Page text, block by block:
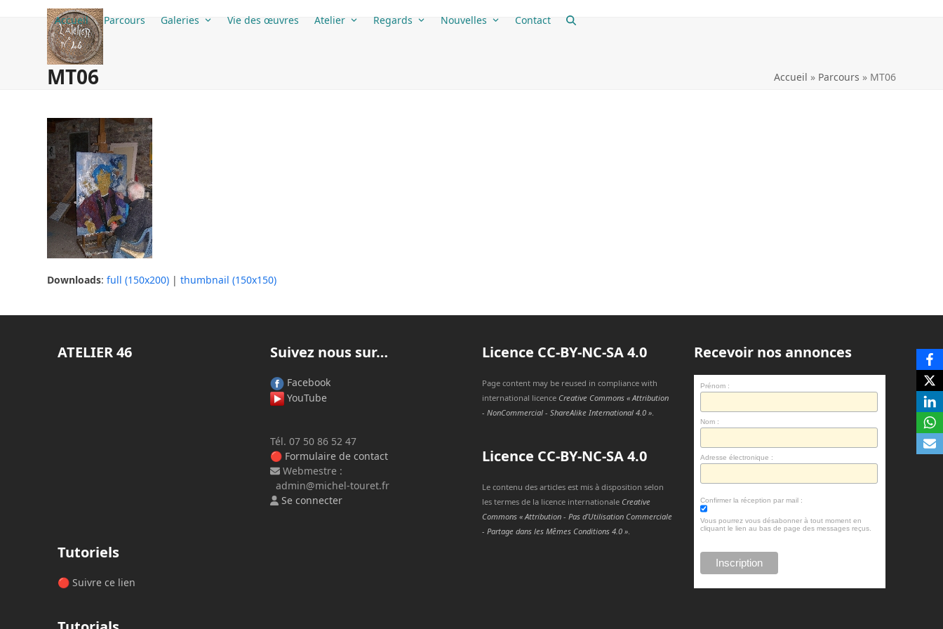
Accueil Parcours Galeries Vie des œuvres Atelier Regards Nouvelles Contact
MT06 Accueil » Parcours » MT06
Downloads:full (150x200) |thumbnail (150x150)
ATELIER46
Tutoriels
🔴Suivre ce lien
Suivez nous sur…
Facebook
YouTube
Tél. 07 50 86 52 47
🔴 Formulaire de contact
Webmestre :
admin@michel-touret.fr
Se connecter
Licence CC-BY-NC-SA4.0
Page content may be reused in compliance with
international licence Creative Commons « Attribution
- NonCommercial - ShareAlike International 4.0 ».
Licence CC-BY-NC-SA4.0
Le contenu des articles est mis à disposition selon
les termes de la licence internationale Creative
Commons « Attribution - Pas d’Utilisation Commerciale
- Partage dans les Mêmes Conditions 4.0 ».
Recevoir nos annonces
Prénom :
Nom :
Adresse électronique :
Confirmer la réception par mail :
Vous pourrez vous désabonner à tout moment en
cliquant le lien au bas de page des messages reçus.